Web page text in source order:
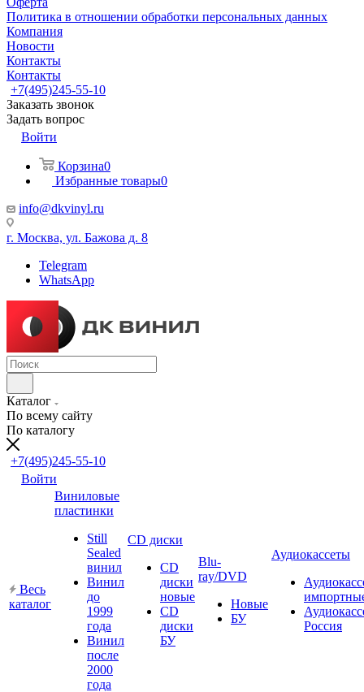
Политика в отношении обработки персональных данных
Компания
Новости
Контакты
Контакты
+7(495)245-55-10
Заказать звонок
Задать вопрос
Войти
Корзина0
Избранные товары0
info@dkvinyl.ru
г. Москва, ул. Бажова д. 8
Telegram
WhatsApp
Каталог
По всему сайту
По каталогу
+7(495)245-55-10
Войти
Весь
каталог
Виниловые
пластинки
Still
Sealed
винил
Винил
до
1999
года
Винил
после
2000
года
CD диски
CD
диски
новые
CD
диски
БУ
Blu-
ray/DVD
Новые
БУ
Аудиокассеты
Россия